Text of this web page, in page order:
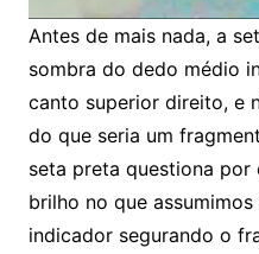
Antes de mais nada, a
sombra do dedo médio
canto superior direito, e
do que seria um
seta preta questiona por
brilho no que
indicador segurando o